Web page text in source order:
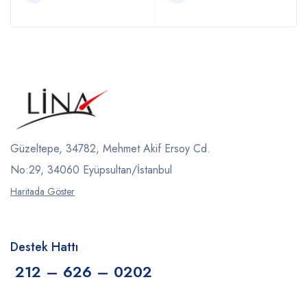
Güzeltepe, 34782, Mehmet Akif Ersoy Cd.
No:29, 34060 Eyüpsultan/İstanbul
Haritada Göster
Destek Hattı
212 – 626 – 0202